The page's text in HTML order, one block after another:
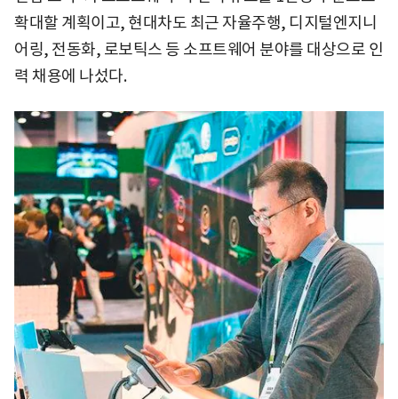
확대할 계획이고, 현대차도 최근 자율주행, 디지털엔지니
어링, 전동화, 로보틱스 등 소프트웨어 분야를 대상으로 인
력 채용에 나섰다.